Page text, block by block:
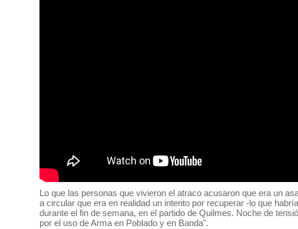
Lo que las personas que vivieron el atraco acusaron que era un
a circular que era en realidad un intento por recuperar -lo que
durante el fin de semana, en el partido de Quilmes. Noche de
por el uso de Arma en Poblado y en Banda".